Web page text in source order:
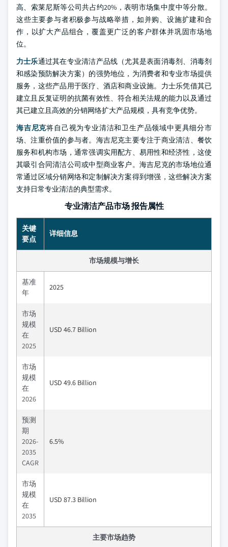
高、索莱尼斯等公司共占约20%，表明市场集中度中等分散。
这些主要参与者积极参与战略举措，如并购、设施扩建和合
作，以扩大产品组合，覆盖更广泛的客户群体并巩固市场地
位。
力士乐通过其在专业清洁产品线（尤其是表面消毒剂、消毒剂
和感染预防解决方案）的强势地位，为消费者和专业市场提供
服务，这些产品用于医疗、酒店和商业设施。力士乐凭借其已
建立且反复证明的抗菌有效性、符合相关法规的能力以及通过
其已建立且高效的分销网络扩大产品规模，具有竞争优势。
海吉尼克将自己视为专业清洁和卫生产品领域中更具细分市
场、注重价值的参与者。海吉尼克主要专注于商业清洁、餐饮
服务和机构市场，通常强调实用配方、易用性和经济性，这使
其吸引合同清洁公司或中型商业客户。海吉尼克的市场地位通
常通过区域分销网络和定制解决方案得到增强，这些解决方案
支持日常专业清洁的典型需求。
专业清洁产品市场 报告属性
关键
要点
详细信息
市场规模与增长
基准
年
2025
市场
规模
在
2025
USD 46.7 Billion
市场
规模
在
2026
USD 49.6 Billion
预测
期
2026-
2035
CAGR
6.5%
市场
规模
在
2035
USD 87.3 Billion
主要市场趋势